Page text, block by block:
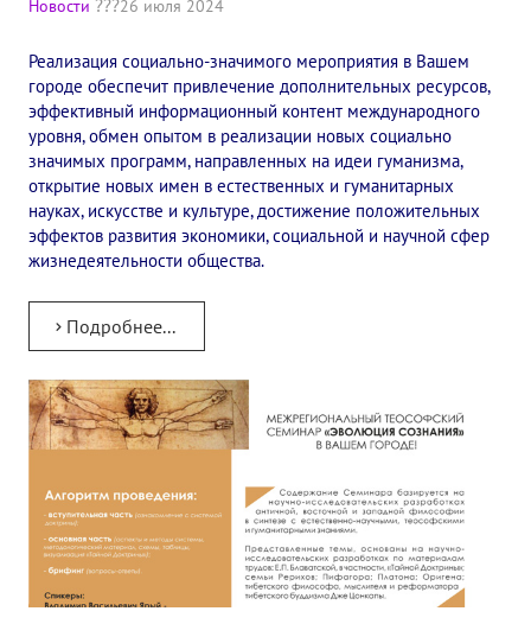
✔️ Заказать книги/журналы
Международный научно-исследовательский Центр, им. Е.П.
Международное теософское издательство «Альбатрос»
Межрегиональные теософские семинары России. Теософский
Международный Теософский Конгресс
Международный художественный Конкурс, посвященный
Международный музыкальный Конкурс, посвященный Елене
Авторское кино Олега Мартынова
Конкурс городов России на право проведения
Памятник Е.П. Блаватской
Новости 26 июля 2024
Реализация социально-значимого мероприятия в Вашем
городе обеспечит привлечение дополнительных ресурсов,
эффективный информационный контент международного
уровня, обмен опытом в реализации новых социально
значимых программ, направленных на идеи гуманизма,
открытие новых имен в естественных и гуманитарных
науках, искусстве и культуре, достижение положительных
эффектов развития экономики, социальной и научной сфер
жизнедеятельности общества.
Подробнее...